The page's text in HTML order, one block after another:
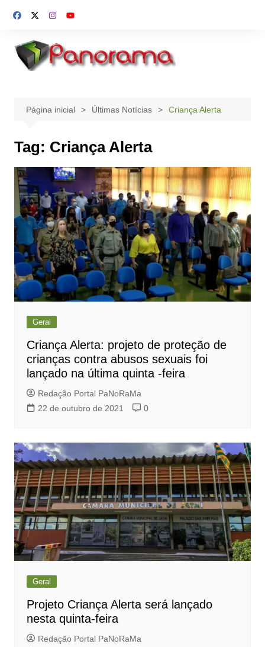
para
conteúdo
Página inicial Últimas Notícias Criança Alerta
Tag: Criança Alerta
Geral
Criança Alerta: projeto de proteção de
crianças contra abusos sexuais foi
lançado na última quinta -feira
Redação Portal PaNoRaMa
22 de outubro de 2021
0
Geral
Projeto Criança Alerta será lançado
nesta quinta-feira
Redação Portal PaNoRaMa